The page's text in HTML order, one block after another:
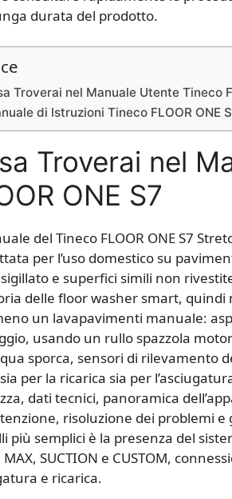
durata del prodotto.
Troverai nel Manuale Utente Tineco
di Istruzioni Tineco FLOOR ONE
Troverai nel
ONE S7
del Tineco FLOOR ONE S7
per l’uso domestico su
e superfici simili non
delle floor washer smart,
un lavapavimenti manuale:
usando un rullo spazzola
sporca, sensori di rilevamento
per la ricarica sia per
dati tecnici, panoramica
risoluzione dei problemi
più semplici è la presenza del
MAX, SUCTION e CUSTOM,
e ricarica.